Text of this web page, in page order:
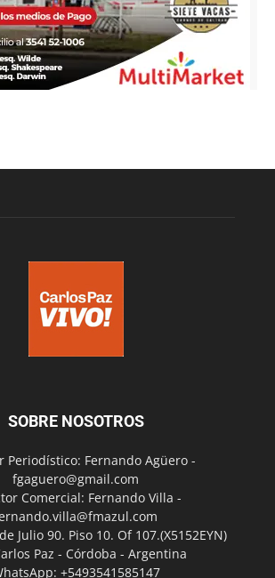
SOBRE NOSOTROS
Periodístico: Fernando Agüero -
fgaguero@gmail.com
Comercial: Fernando Villa -
Julio 90. Piso 10. Of 107.(X5152EYN)
Paz - Córdoba - Argentina
+5493541585147